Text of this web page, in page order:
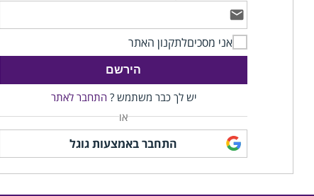
אני מסכיםלתקנון האתר
הירשם
יש לך כבר משתמש ? התחבר לאתר
או
התחבר באמצעות גוגל